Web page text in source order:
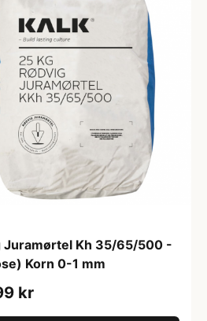
Juramørtel Kh 35/65/500 -
Korn 0-1 mm
kr